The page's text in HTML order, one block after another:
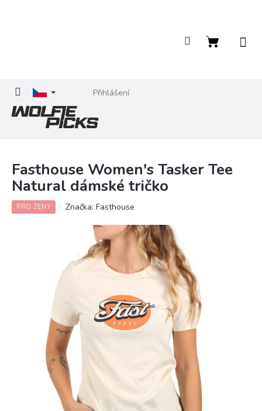
Přihlášení
Nákupní
Fasthouse Women's Tasker Tee
Natural dámské tričko
PRO ŽENY Značka: Fasthouse